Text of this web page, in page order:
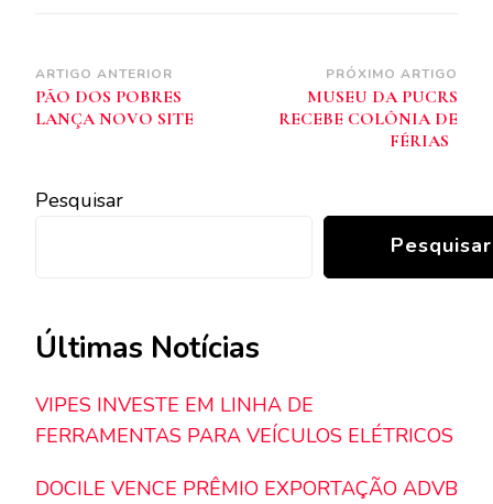
Navegação
de
post
ARTIGO ANTERIOR
PÃO DOS POBRES
LANÇA NOVO SITE
PRÓXIMO ARTIGO
MUSEU DA PUCRS
RECEBE COLÔNIA DE
FÉRIAS
Pesquisar
Pesquisar
Últimas Notícias
VIPES INVESTE EM LINHA DE
FERRAMENTAS PARA VEÍCULOS ELÉTRICOS
DOCILE VENCE PRÊMIO EXPORTAÇÃO ADVB